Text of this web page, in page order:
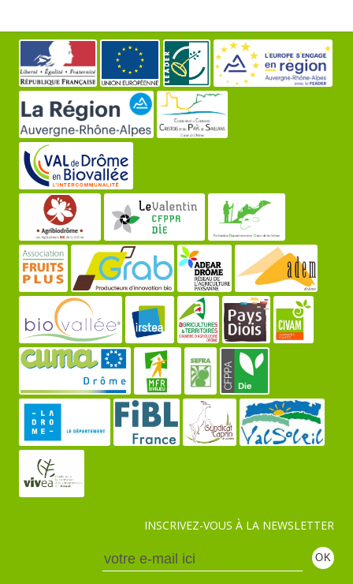
INSCRIVEZ-VOUS À LA NEWSLETTER